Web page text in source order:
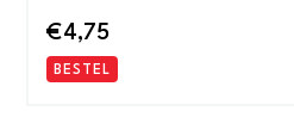
€4,75
BESTEL